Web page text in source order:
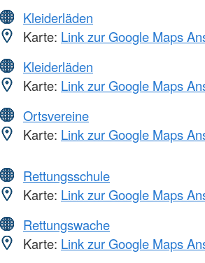
Kleiderläden
Karte: Link zur Google Maps
Kleiderläden
Karte: Link zur Google Maps
Ortsvereine
Karte: Link zur Google Maps
Rettungsschule
Karte: Link zur Google Maps
Rettungswache
Karte: Link zur Google Maps